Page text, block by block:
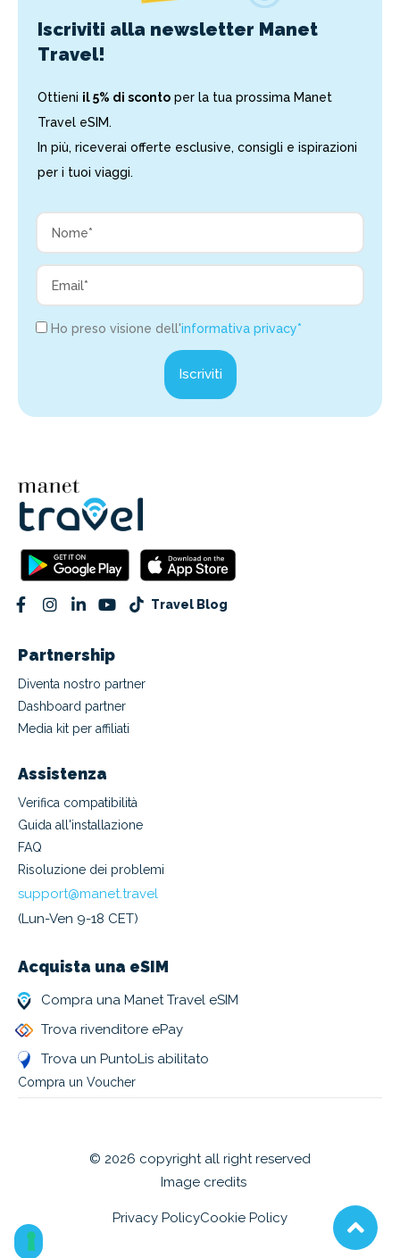
Iscriviti alla newsletter Manet
Travel!
Ottieni il 5% di sconto per la tua prossima Manet
Travel eSIM.
In più, riceverai offerte esclusive, consigli e ispirazioni
per i tuoi viaggi.
Ho preso visione dell'informativa privacy*
Iscriviti
Travel Blog
Partnership
Diventa nostro partner
Dashboard partner
Media kit per affiliati
Assistenza
Verifica compatibilità
Guida all'installazione
FAQ
Risoluzione dei problemi
support@manet.travel
(Lun-Ven 9-18 CET)
Acquista una eSIM
Compra una Manet Travel eSIM
Trova rivenditore ePay
Trova un PuntoLis abilitato
Compra un Voucher
© 2026 copyright all right reserved
Image credits
Privacy PolicyCookie Policy